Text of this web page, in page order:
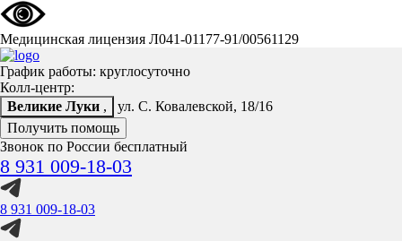
Медицинская лицензия Л041-01177-91/00561129
График работы: круглосуточно
Колл-центр:
Великие Луки ,
ул. С. Ковалевской, 18/16
Получить помощь
Звонок по России бесплатный
8 931 009-18-03
8 931 009-18-03